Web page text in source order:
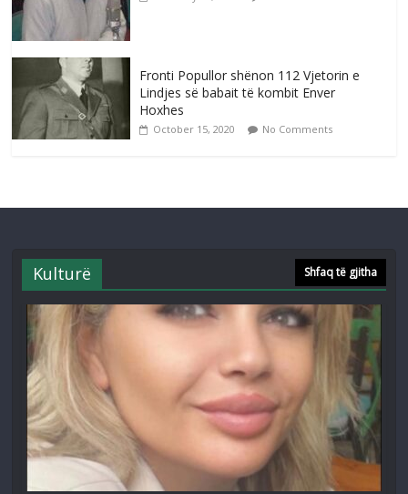
Fronti Popullor shënon 112 Vjetorin e
Lindjes së babait të kombit Enver
Hoxhes
October 15, 2020 No Comments
Kulturë Shfaq të gjitha